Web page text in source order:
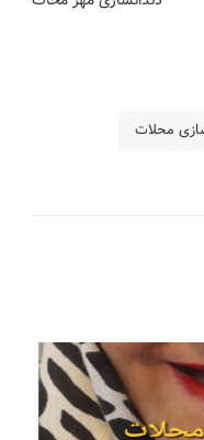
محلات